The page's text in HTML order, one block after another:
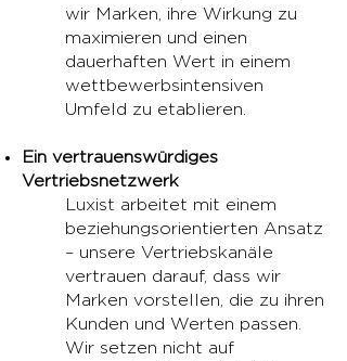
wir Marken, ihre Wirkung zu
maximieren und einen
dauerhaften Wert in einem
wettbewerbsintensiven
Umfeld zu etablieren.
Ein vertrauenswürdiges
Vertriebsnetzwerk
Luxist arbeitet mit einem
beziehungsorientierten Ansatz
– unsere Vertriebskanäle
vertrauen darauf, dass wir
Marken vorstellen, die zu ihren
Kunden und Werten passen.
Wir setzen nicht auf